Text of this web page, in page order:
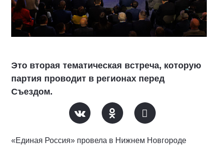
Это вторая тематическая встреча, которую
партия проводит в регионах перед
Съездом.
«Единая Россия» провела в Нижнем Новгороде